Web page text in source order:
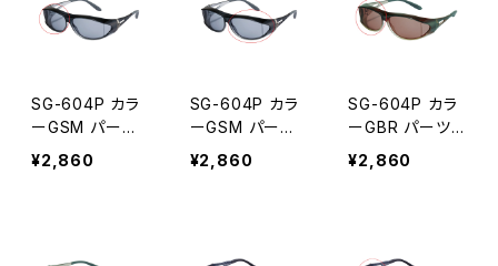
SG-604P カラ
ーGSM パーツ
右レンズ
¥2,860
SG-604P カラ
ーGSM パーツ
左レンズ
¥2,860
SG-604P カラ
ーGBR パーツ
右レンズ
¥2,860